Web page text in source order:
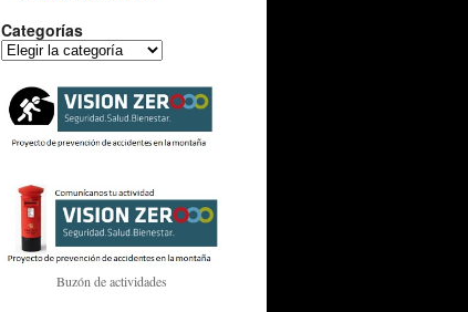
Categorías
Categorías
Buzón de actividades